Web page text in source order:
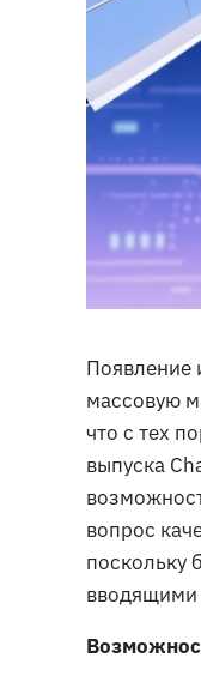
Появление
массовую
что с тех
выпуска
вопрос
поскольку
вводящими